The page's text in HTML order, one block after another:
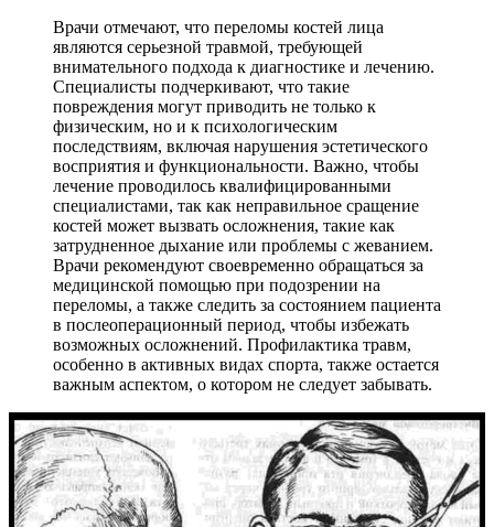
Врачи отмечают, что переломы костей лица
являются серьезной травмой, требующей
внимательного подхода к диагностике и лечению.
Специалисты подчеркивают, что такие
повреждения могут приводить не только к
физическим, но и к психологическим
последствиям, включая нарушения эстетического
восприятия и функциональности. Важно, чтобы
лечение проводилось квалифицированными
специалистами, так как неправильное сращение
костей может вызвать осложнения, такие как
затрудненное дыхание или проблемы с жеванием.
Врачи рекомендуют своевременно обращаться за
медицинской помощью при подозрении на
переломы, а также следить за состоянием пациента
в послеоперационный период, чтобы избежать
возможных осложнений. Профилактика травм,
особенно в активных видах спорта, также остается
важным аспектом, о котором не следует забывать.